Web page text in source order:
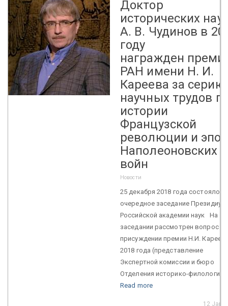
Доктор
исторических
А. В. Чудинов в
году
награжден
РАН имени Н. И.
Кареева за серию
научных трудов
истории
Французской
революции и
Наполеоновских
войн
Новости
25 декабря 2018 года состоялось
очередное заседание
Российской академии наук На
заседании рассмотрен вопрос о
присуждении премии Н.И.
2018 года (представление
Экспертной комиссии и бюро
Отделения историко-
Read more
12 Jan